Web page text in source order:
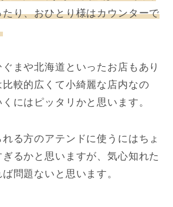
り、おひとり様はカウンターで
まや北海道といったお店もあり
比較的広くて小綺麗な店内なの
にはピッタリかと思います。
る方のアテンドに使うにはちょ
るかと思いますが、気心知れた
問題ないと思います。